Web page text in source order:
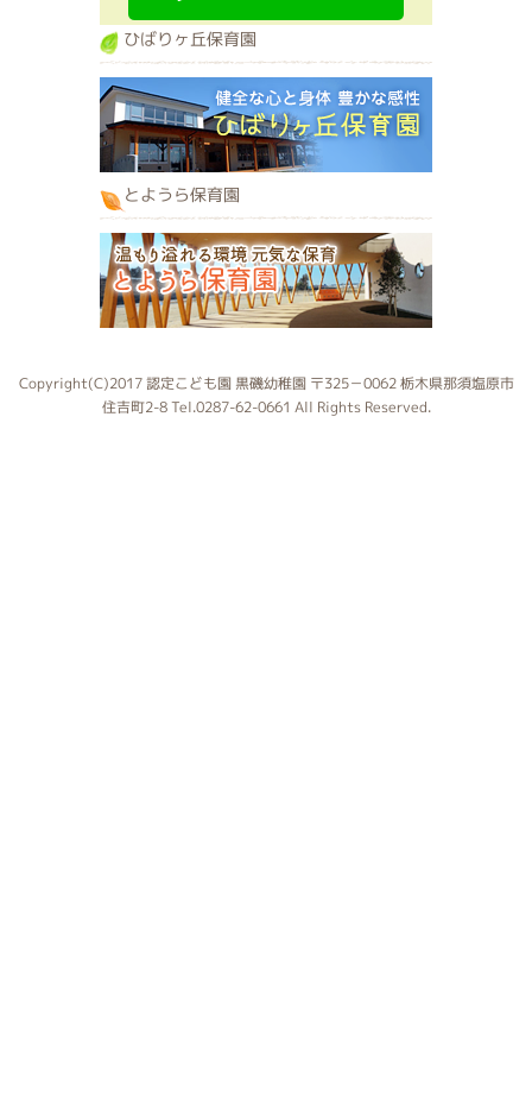
ひばりヶ丘保育園
とようら保育園
Copyright(C)2017 認定こども園 黒磯幼稚園 〒325－0062 栃木県那須塩原市
住吉町2-8 Tel.0287-62-0661 All Rights Reserved.